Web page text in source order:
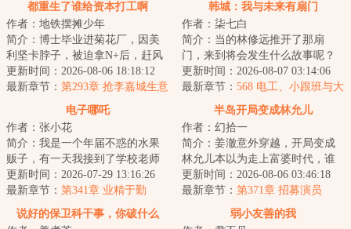
都重生了谁给资本打工啊
作者：地铁摆摊少年
简介：博士毕业进菊花厂，因美
利坚卡脖子，被迫拿N+后，赶风
口创业。做短剧，被资本割；做
游戏，被资本的...
更新时间：2026-08-06 18:18:12
最新章节： 第293章 抢李嘉城生意
韩城：我与未来有扇门
作者：柒七白
简介：当的林修远推开了那扇
门，来到将会发生什么故事呢？
那么……过去的Jessica将会未来的
郑秀妍开始对...
更新时间：2026-08-07 03:14:06
最新章节： 568 电工、小跟班与大
柚子（求订阅求月票）
电子哪吒
作者：张小花
简介：我是一个年届不惑的水果
贩子，有一天我接到了学校老师
的电话，说我那成绩一直平平无
奇的儿子刘振华...
更新时间：2026-07-29 13:16:26
最新章节： 第341章 业精于勤
半岛开局变成林允儿
作者：幻拾一
简介：姜澈意外穿越，开局变成
林允儿本以为走上富婆时代，谁
知转头看见了另一个林允儿！本
以为只变身林允...
更新时间：2026-08-06 03:46:18
最新章节： 第371章 招募演员
说好的保卫科干事，你破什么
弱小友善的我